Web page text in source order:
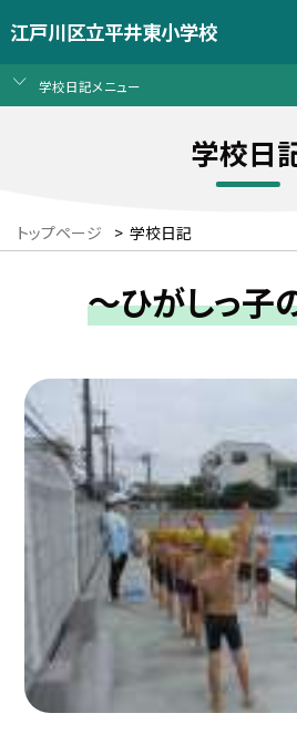
江戸川区立平井東小学校
学校日記メニュー
学校日
トップページ > 学校日記
～ひがしっ子